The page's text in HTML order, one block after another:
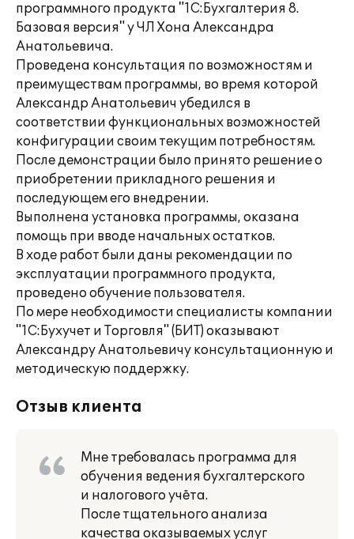
программного продукта "1С:Бухгалтерия 8.
Базовая версия" у ЧЛ Хона Александра
Анатольевича.
Проведена консультация по возможностям и
преимуществам программы, во время которой
Александр Анатольевич убедился в
соответствии функциональных возможностей
конфигурации своим текущим потребностям.
После демонстрации было принято решение о
приобретении прикладного решения и
последующем его внедрении.
Выполнена установка программы, оказана
помощь при вводе начальных остатков.
В ходе работ были даны рекомендации по
эксплуатации программного продукта,
проведено обучение пользователя.
По мере необходимости специалисты компании
"1С:Бухучет и Торговля" (БИТ) оказывают
Александру Анатольевичу консультационную и
методическую поддержку.
Отзыв клиента
Мне требовалась программа для
обучения ведения бухгалтерского
и налогового учёта.
После тщательного анализа
качества оказываемых услуг